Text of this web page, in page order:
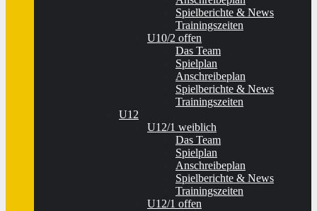
Spielberichte & News
Trainingszeiten
U10/2 offen
Das Team
Spielplan
Anschreibeplan
Spielberichte & News
Trainingszeiten
U12
U12/1 weiblich
Das Team
Spielplan
Anschreibeplan
Spielberichte & News
Trainingszeiten
U12/1 offen